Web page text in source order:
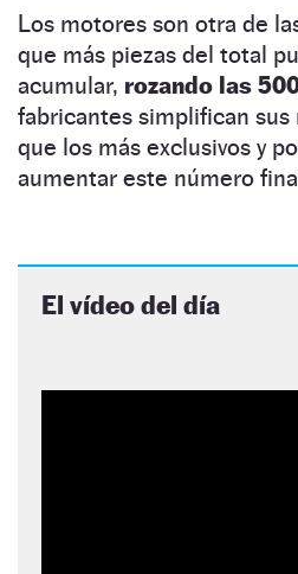
Los motores son otra de
que más piezas del total
acumular, rozando las
fabricantes simplifican
que los más exclusivos y
aumentar este número
El vídeo del día